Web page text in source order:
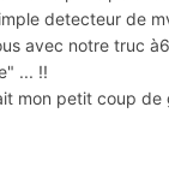
detecteur de
avec notre truc
... !!
mon petit coup de